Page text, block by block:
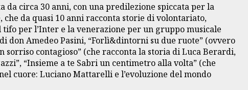
circa 30 anni, con una predilezione spiccata per la
da quasi 10 anni racconta storie di volontariato,
per l’Inter e la venerazione per un gruppo musicale
don Amedeo Pasini, “Forlì&dintorni su due ruote” (ovvero
sorriso contagioso” (che racconta la storia di Luca Berardi,
“Insieme a te Sabri un centimetro alla volta” (che
cuore: Luciano Mattarelli e l’evoluzione del mondo